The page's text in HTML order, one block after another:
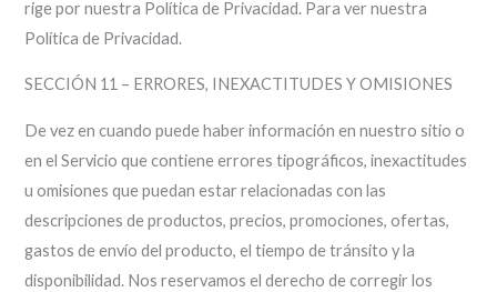
rige por nuestra Política de Privacidad. Para ver nuestra
Política de Privacidad.
SECCIÓN 11 – ERRORES, INEXACTITUDES Y OMISIONES
De vez en cuando puede haber información en nuestro sitio o
en el Servicio que contiene errores tipográficos, inexactitudes
u omisiones que puedan estar relacionadas con las
descripciones de productos, precios, promociones, ofertas,
gastos de envío del producto, el tiempo de tránsito y la
disponibilidad. Nos reservamos el derecho de corregir los